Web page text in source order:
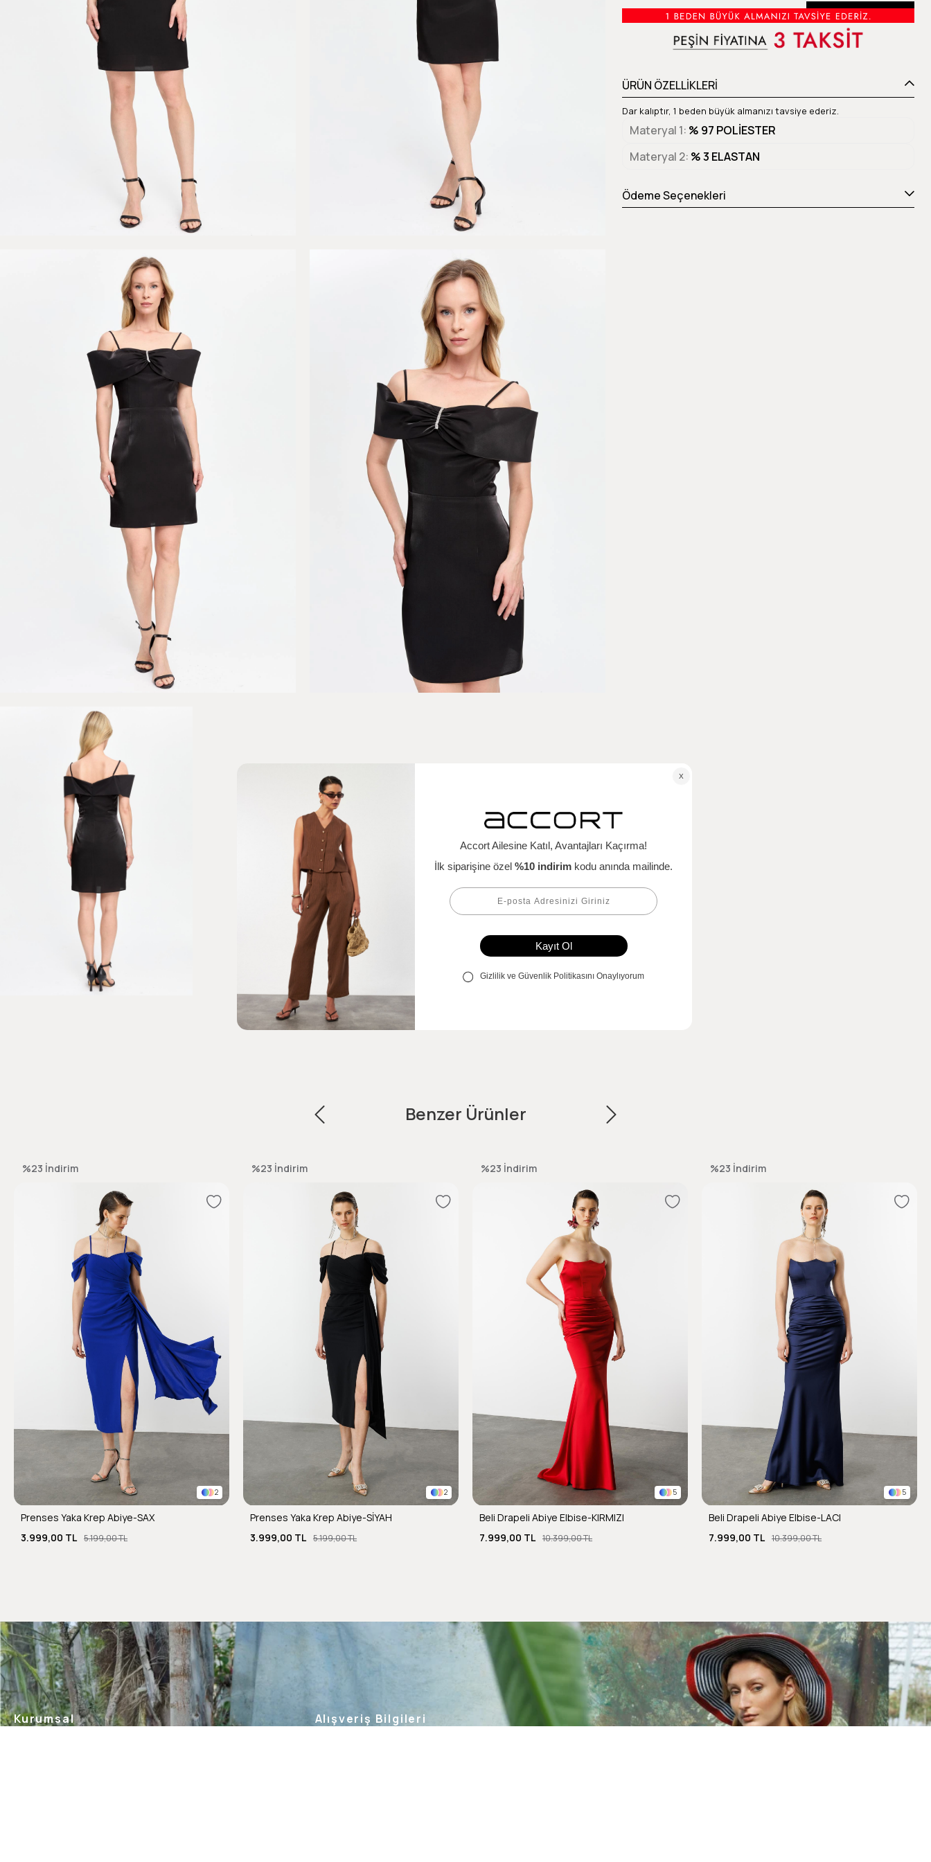
Beden Tablosu
ÜRÜN ÖZELLİKLERİ
Dar kalıptır, 1 beden büyük almanızı tavsiye ederiz.
Materyal 1 % 97 POLİESTER
Materyal 2 % 3 ELASTAN
Ödeme Seçenekleri
Benzer Ürünler
2
Prenses Yaka Krep Abiye-SAX
3.999,00 TL 5.199,00 TL
%23 İndirim
2
Prenses Yaka Krep Abiye-SİYAH
3.999,00 TL 5.199,00 TL
%23 İndirim
5
Beli Drapeli Abiye Elbise-KIRMIZI
7.999,00 TL 10.399,00 TL
%23 İndirim
5
Beli Drapeli Abiye Elbise-LACI
7.999,00 TL 10.399,00 TL
%23 İndirim
Kurumsal
Alışveriş Bilgileri